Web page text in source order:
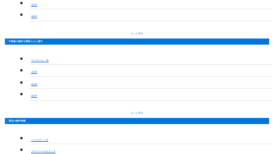
2LDK
3LDK
もっと見る
中島駅の物件を間取りから探す
ワンルーム・1K
1LDK
2LDK
3LDK
もっと見る
周辺の物件情報
シャルマンＩＤ
グランコールささしま